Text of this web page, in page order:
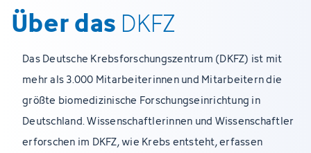
Über das DKFZ
Das Deutsche Krebsforschungszentrum (DKFZ) ist mit
mehr als 3.000 Mitarbeiterinnen und Mitarbeitern die
größte biomedizinische Forschungseinrichtung in
Deutschland. Wissenschaftlerinnen und Wissenschaftler
erforschen im DKFZ, wie Krebs entsteht, erfassen